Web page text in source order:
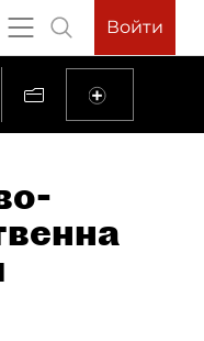
Войти